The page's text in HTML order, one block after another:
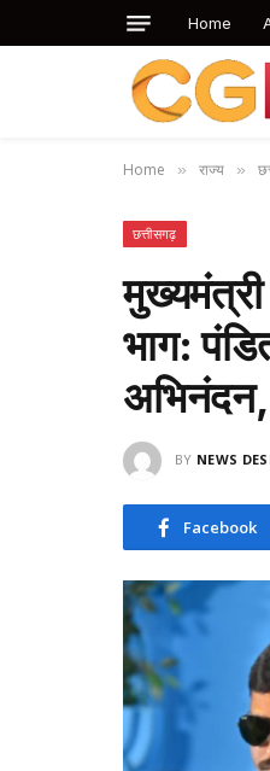
Home
Home » राज्य »
छत्तीसगढ़
मुख्यमंत्री
भाग:
BY NEWS
Facebook